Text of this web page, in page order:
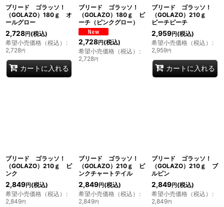
ブリード ゴラッソ！
（GOLAZO）180ｇ オ
ールグロー
2,728円 (税込)
希望小売価格（税込） :
2,728円
カートに入れる
ブリード ゴラッソ！
（GOLAZO）180ｇ ピ
ーチ（ピンクグロー）
2,728円(税込)
希望小売価格（税込） :
2,728円
ブリード ゴラッソ！
（GOLAZO）210ｇ
ピーチピーチ
2,959円(税込)
希望小売価格（税込） :
2,959円
カートに入れる
ブリード ゴラッソ！
（GOLAZO）210ｇ ピ
ンク
2,849円 (税込)
希望小売価格（税込） :
2,849円
ブリード ゴラッソ！
（GOLAZO）210ｇ ピ
ンクチャートテイル
2,849円(税込)
希望小売価格（税込） :
2,849円
ブリード ゴラッソ！
（GOLAZO）210ｇ ブ
ルピン
2,849円(税込)
希望小売価格（税込） :
2,849円